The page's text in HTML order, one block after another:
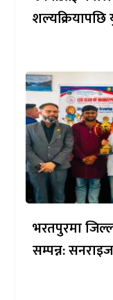
भरतपुरमा
सम्पन्न: